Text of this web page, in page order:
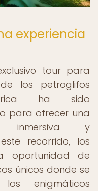
experiencia
tour para
los petroglifos
ha sido
para ofrecer una
inmersiva y
recorrido, los
oportunidad de
únicos donde se
enigmáticos